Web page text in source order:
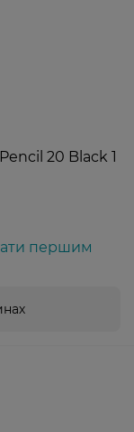
20 Black 1
першим